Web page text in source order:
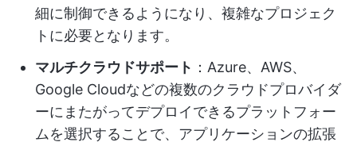
細に制御できるようになり、複雑なプロジェク
トに必要となります。
マルチクラウドサポート ：Azure、AWS、
Google Cloudなどの複数のクラウドプロバイダ
ーにまたがってデプロイできるプラットフォー
ムを選択することで、アプリケーションの拡張